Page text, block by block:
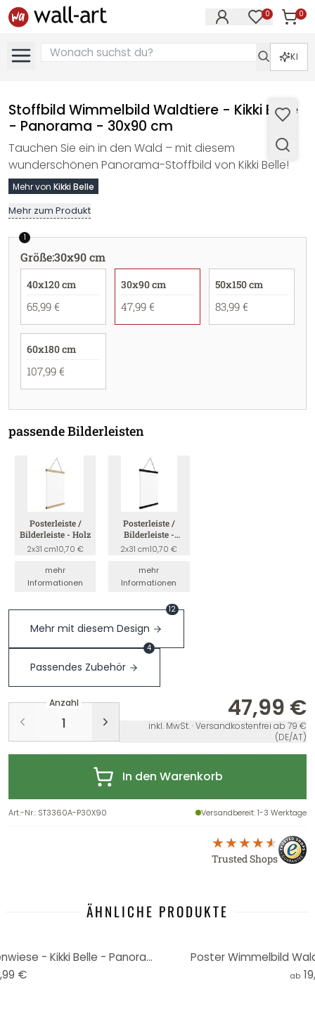
0 0
KI
Stoffbild Wimmelbild Waldtiere - Kikki Belle
- Panorama - 30x90 cm
Tauchen Sie ein in den Wald – mit diesem
wunderschönen Panorama-Stoffbild von Kikki Belle!
Mehr von Kikki Belle
Mehr zum Produkt
1
Größe:30x90 cm
40x120 cm
65,99 €
30x90 cm
47,99 €
50x150 cm
83,99 €
60x180 cm
107,99 €
passende Bilderleisten
Posterleiste /
Bilderleiste - Holz
2x31 cm10,70 €
mehr
Informationen
Posterleiste /
Bilderleiste -
Schwarz
2x31 cm10,70 €
mehr
Informationen
Mehr mit diesem Design
12
Passendes Zubehör
4
Anzahl 47,99 €
inkl. MwSt. · Versandkostenfrei ab 79 €
(DE/AT)
In den Warenkorb
Art.-Nr.: ST3360A-P30X90 Versandbereit: 1-3 Werktage
Trusted Shops
ÄHNLICHE PRODUKTE
Stoffbild Pferde auf der Blumenwiese - Kikki Belle - Panorama
€
Poster Wimmelbild
ab